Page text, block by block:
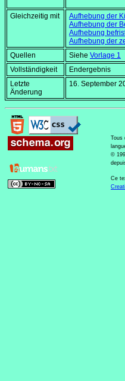
Gleichzeitig mit
Aufhebung der
Aufhebung der
Aufhebung
Aufhebung der
Quellen
Siehe Vorlage 1
Vollständigkeit
Endergebnis
Letzte
Änderung
16. September
Tous
©
Ce